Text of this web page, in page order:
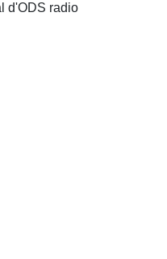
d'ODS radio